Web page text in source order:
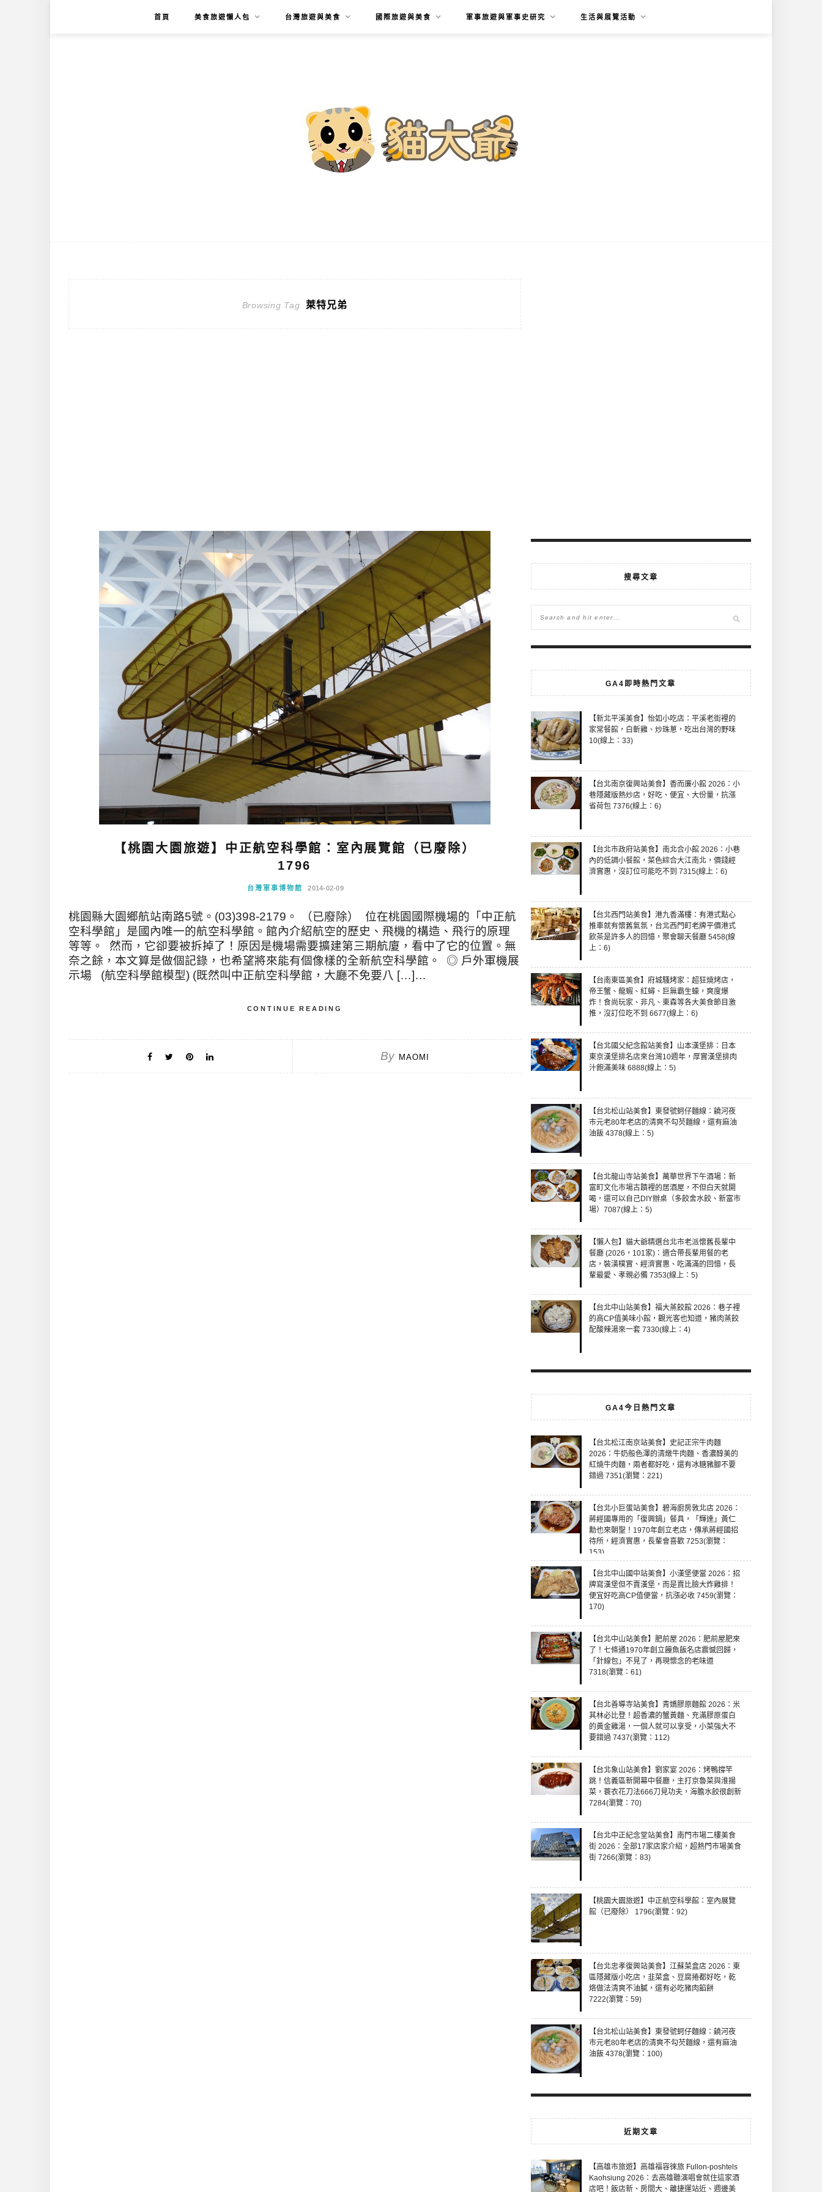
首頁 美食旅遊懶人包 台灣旅遊與美食 國際旅遊與美食 軍事旅遊與軍事史研究 生活與展覽活動
Browsing Tag 萊特兄弟
【桃園大園旅遊】中正航空科學館：室內展覽館（已廢除）
1796
台灣軍事博物館 2014-02-09
桃園縣大園鄉航站南路5號。(03)398-2179。 （已廢除） 位在桃園國際機場的「中正航
空科學館」是國內唯一的航空科學館。館內介紹航空的歷史、飛機的構造、飛行的原理
等等。 然而，它卻要被拆掉了！原因是機場需要擴建第三期航廈，看中了它的位置。無
奈之餘，本文算是做個記錄，也希望將來能有個像樣的全新航空科學館。 ◎ 戶外軍機展
示場 (航空科學館模型) (既然叫中正航空科學館，大廳不免要八 […]…
CONTINUE READING
By MAOMI
搜尋文章
GA4即時熱門文章
【新北平溪美食】怡如小吃店：平溪老街裡的
家常餐館，白斬雞、炒珠蔥，吃出台灣的野味
10(線上：33)
【台北南京復興站美食】香而廉小館 2026：小
巷隱藏版熱炒店，好吃、便宜、大份量，抗漲
省荷包 7376(線上：6)
【台北市政府站美食】南北合小館 2026：小巷
內的低調小餐館，菜色綜合大江南北，價錢經
濟實惠，沒訂位可能吃不到 7315(線上：6)
【台北西門站美食】港九香滿樓：有港式點心
推車就有懷舊氣氛，台北西門町老牌平價港式
飲茶是許多人的回憶，聚會聊天餐廳 5458(線
上：6)
【台南東區美食】府城騷烤家：超狂燒烤店，
帝王蟹、龍蝦、紅蟳、巨無霸生蠔，爽度爆
炸！食尚玩家、非凡、東森等各大美食節目激
推，沒訂位吃不到 6677(線上：6)
【台北國父紀念館站美食】山本漢堡排：日本
東京漢堡排名店來台灣10週年，厚實漢堡排肉
汁飽滿美味 6888(線上：5)
【台北松山站美食】東發號蚵仔麵線：饒河夜
市元老80年老店的清爽不勾芡麵線，還有麻油
油飯 4378(線上：5)
【台北龍山寺站美食】萬華世界下午酒場：新
富町文化市場古蹟裡的居酒屋，不但白天就開
喝，還可以自己DIY辦桌（多餃舍水餃、新富市
場）7087(線上：5)
【懶人包】貓大爺精選台北市老派懷舊長輩中
餐廳 (2026，101家)：適合帶長輩用餐的老
店，裝潢樸實、經濟實惠、吃滿滿的回憶，長
輩最愛、孝親必備 7353(線上：5)
【台北中山站美食】福大蒸餃館 2026：巷子裡
的高CP值美味小館，觀光客也知道，豬肉蒸餃
配酸辣湯來一套 7330(線上：4)
GA4今日熱門文章
【台北松江南京站美食】史記正宗牛肉麵
2026：牛奶般色澤的清燉牛肉麵、香濃醇美的
紅燒牛肉麵，兩者都好吃，還有冰糖豬腳不要
錯過 7351(瀏覽：221)
【台北小巨蛋站美食】碧海廚房敦北店 2026：
蔣經國專用的「復興鍋」餐具，「輝達」黃仁
勳也來朝聖！1970年創立老店，傳承蔣經國招
待所，經濟實惠，長輩會喜歡 7253(瀏覽：
153)
【台北中山國中站美食】小漢堡便當 2026：招
牌寫漢堡但不賣漢堡，而是賣比臉大炸雞排！
便宜好吃高CP值便當，抗漲必收 7459(瀏覽：
170)
【台北中山站美食】肥前屋 2026：肥前屋肥來
了！七條通1970年創立饅魚飯名店震憾回歸，
「針線包」不見了，再現懷念的老味道
7318(瀏覽：61)
【台北善導寺站美食】青嬌膠原麵館 2026：米
其林必比登！超香濃的蟹黃麵、充滿膠原蛋白
的黃金雞湯，一個人就可以享受，小菜強大不
要錯過 7437(瀏覽：112)
【台北象山站美食】劉家宴 2026：烤鴨撐竿
跳！信義區新開幕中餐廳，主打京魯菜與淮揚
菜，蓑衣花刀法666刀見功夫，海膽水餃很創新
7284(瀏覽：70)
【台北中正紀念堂站美食】南門市場二樓美食
街 2026：全部17家店家介紹，超熱門市場美食
街 7266(瀏覽：83)
【桃園大園旅遊】中正航空科學館：室內展覽
館（已廢除） 1796(瀏覽：92)
【台北忠孝復興站美食】江蘇菜盒店 2026：東
區隱藏版小吃店，韭菜盒、豆腐捲都好吃，乾
烙做法清爽不油膩，還有必吃豬肉餡餅
7222(瀏覽：59)
【台北松山站美食】東發號蚵仔麵線：饒河夜
市元老80年老店的清爽不勾芡麵線，還有麻油
油飯 4378(瀏覽：100)
近期文章
【高雄市旅遊】高雄福容徠旅 Fullon-poshtels
Kaohsiung 2026：去高雄聽演唱會就住這家酒
店吧！飯店新、房間大、離捷運站近、週邊美